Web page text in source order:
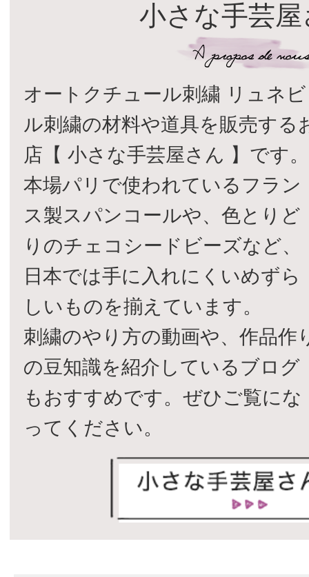
小さな手芸
オートクチュール刺繍 リュネビ
ル刺繍の材料や道具を販売する
店【 小さな手芸屋さん 】です。
本場パリで使われているフラン
ス製スパンコールや、色とりど
りのチェコシードビーズなど、
日本では手に入れにくいめずら
しいものを揃えています。
刺繍のやり方の動画や、作品作
の豆知識を紹介しているブログ
もおすすめです。ぜひご覧にな
ってください。